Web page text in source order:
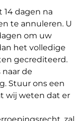
dagen na
te annuleren. U
om uw
het volledige
gecrediteerd.
de
Stuur ons een
wij weten dat er